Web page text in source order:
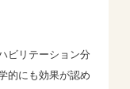
ビリテーション分
的にも効果が認め